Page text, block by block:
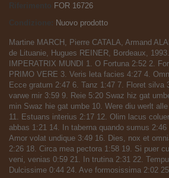
Riferimento
FOR 16726
Nuovo prodotto
Martine MARCH, Pierre CATALA, Armand
de Lituanie, Hugues REINER, Bordeaux,
IMPERATRIX MUNDI 1. O Fortuna 2:52 2.
PRIMO VERE 3. Veris leta facies 4:27 4.
Ecce gratum 2:47 6. Tanz 1:47 7. Floret silva
varwe mir 3:59 9. Reie 5:20 Swaz hiz gat
min Swaz hie gat umbe 10. Were diu werlt
11. Estuans interius 2:17 12. Olim lacus
abbas 1:21 14. In taberna quando sumus 2:46
Amor volat undique 3:49 16. Dies, nox et
2:26 18. Circa mea pectora 1:58 19. Si puer
veni, venias 0:59 21. In trutina 2:31 22.
Dulcissime 0:44 24. Ave formosissima 2:02